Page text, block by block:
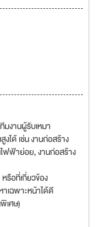
มงานผู้รับเหมา
ได้ เช่น งานก่อสร้าง
ฟฟ้าย่อย, งานก่อสร้าง
อที่เกี่ยวข้อง
เฉพาะหน้าได้ดี
เศษ)